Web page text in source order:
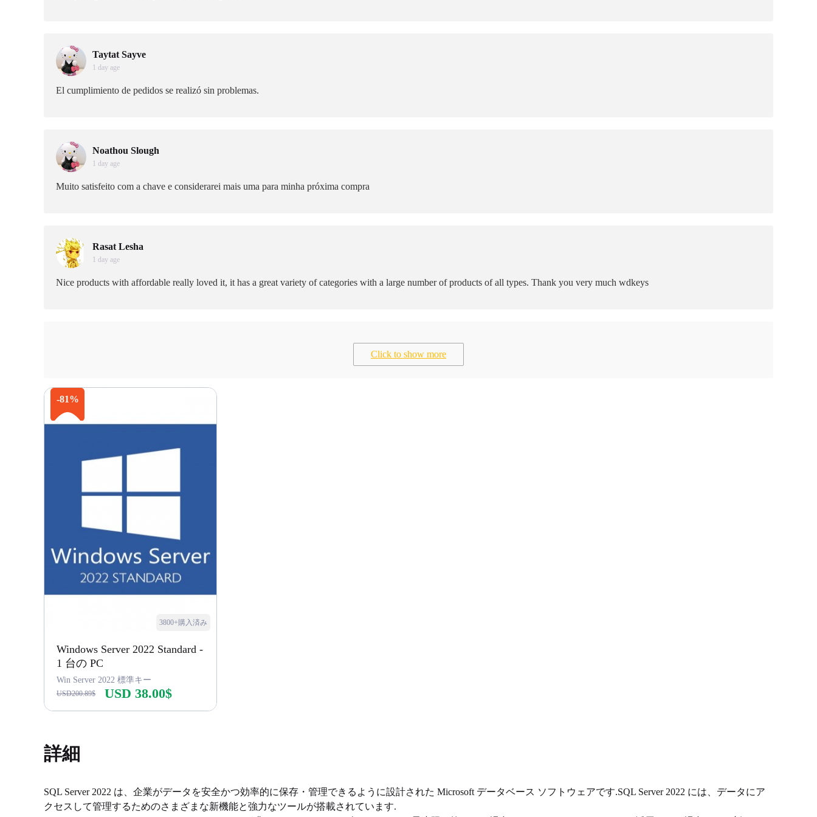
Taytat Sayve
1 day age
El cumplimiento de pedidos se realizó sin problemas.
Noathou Slough
1 day age
Muito satisfeito com a chave e considerarei mais uma para minha próxima compra
Rasat Lesha
1 day age
Nice products with affordable really loved it, it has a great variety of categories with a large number of products of all types. Thank you very much wdkeys
Click to show more
-81%
3800+購入済み
Windows Server 2022 Standard -
1 台の PC
Win Server 2022 標準キー
USD200.89$ USD 38.00$
詳細
SQL Server 2022 は、企業がデータを安全かつ効率的に保存・管理できるように設計された Microsoft データベース ソフトウェアです.SQL Server 2022 には、データにア
クセスして管理するためのさまざまな新機能と強力なツールが搭載されています.